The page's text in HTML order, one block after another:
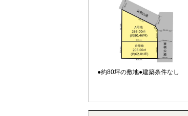
●約80坪の敷地●建築条件なし